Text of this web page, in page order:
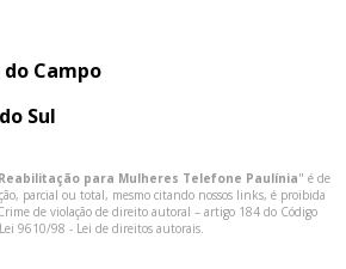
do Campo
Sul
para Mulheres Telefone Paulínia" é de
parcial ou total, mesmo citando nossos links, é proibida
de violação de direito autoral – artigo 184 do Código
Lei 9610/98 - Lei de direitos autorais.